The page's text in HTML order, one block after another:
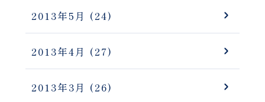
2013年5月 (24)
2013年4月 (27)
2013年3月 (26)